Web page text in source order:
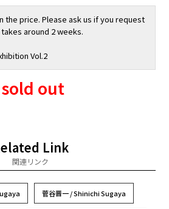
the price. Please ask us if you request
around 2 weeks.
Vol.2
sold out
Link
関連リンク
菅谷晋一 / Shinichi Sugaya